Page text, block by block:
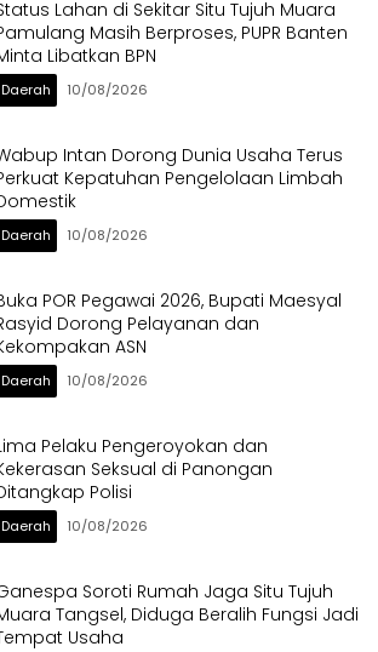
Lahan di Sekitar Situ Tujuh Muara
Masih Berproses, PUPR Banten
Libatkan BPN
Daerah 10/08/2026
Intan Dorong Dunia Usaha Terus
Kepatuhan Pengelolaan Limbah
Daerah 10/08/2026
POR Pegawai 2026, Bupati Maesyal
Dorong Pelayanan dan
ASN
Daerah 10/08/2026
Pelaku Pengeroyokan dan
Seksual di Panongan
Polisi
Daerah 10/08/2026
Soroti Rumah Jaga Situ Tujuh
Tangsel, Diduga Beralih Fungsi Jadi
Usaha